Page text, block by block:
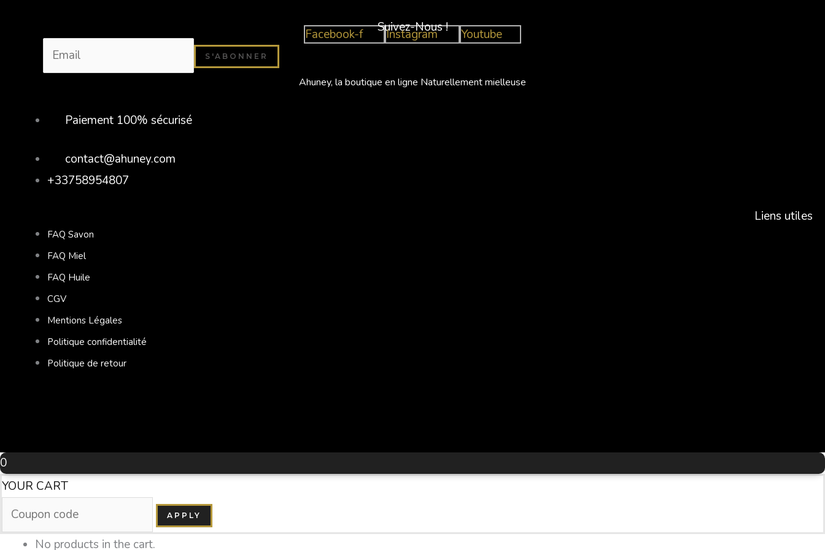
Suivez-Nous !
Facebook-f Instagram Youtube
Ahuney, la boutique en ligne Naturellement mielleuse
Paiement 100% sécurisé
contact@ahuney.com
+33758954807
Liens utiles
FAQ Savon
FAQ Miel
FAQ Huile
CGV
Mentions Légales
Politique confidentialité
Politique de retour
0
YOUR CART
APPLY
No products in the cart.